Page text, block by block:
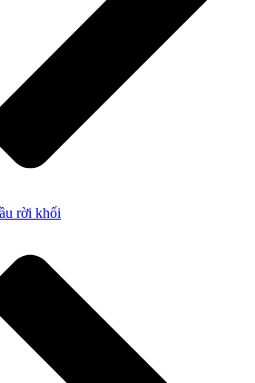
rời khối